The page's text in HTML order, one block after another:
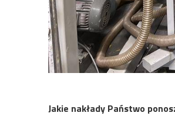
Jakie nakłady Państwo